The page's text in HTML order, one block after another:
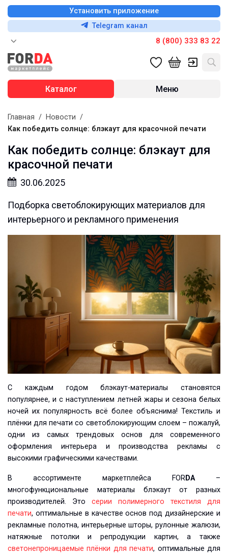
Установить приложение
Telegram канал
8 (800) 333 83 22
Каталог Меню
Главная / Новости /
Как победить солнце: блэкаут для красочной печати
Как победить солнце: блэкаут для
красочной печати
30.06.2025
Подборка светоблокирующих материалов для
интерьерного и рекламного применения
С каждым годом блэкаут-материалы становятся
популярнее, и с наступлением летней жары и сезона белых
ночей их популярность всё более объяснима! Текстиль и
плёнки для печати со светоблокирующим слоем – пожалуй,
одни из самых трендовых основ для современного
оформления интерьера и производства рекламы с
высокими графическими качествами.
В ассортименте маркетплейса FORDA–
многофункциональные материалы блэкаут от разных
производителей. Это серии полимерного текстиля для
печати, оптимальные в качестве основ под дизайнерские и
рекламные полотна, интерьерные шторы, рулонные жалюзи,
натяжные потолки и репродукции картин, а также
светонепроницаемые плёнки для печати, оптимальные для